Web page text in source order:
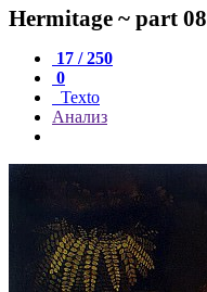
Hermitage ~ part 08
17 / 250
0
Texto
Анализ